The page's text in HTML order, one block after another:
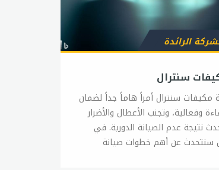
سنترال
الرائدة
مكيفات سنترال أمراً هاماً جداً لضمان
وفعالية، وتجنب الأعطال والأضرار
نتيجة عدم الصيانة الدورية. في
سنتحدث عن أهم خطوات صيانة